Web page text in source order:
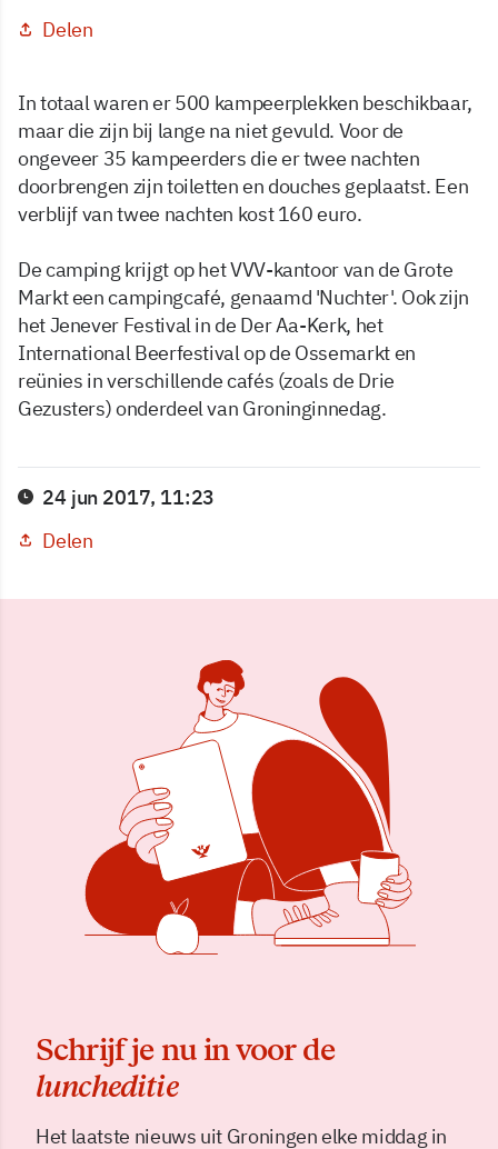
Delen
In totaal waren er 500 kampeerplekken beschikbaar,
maar die zijn bij lange na niet gevuld. Voor de
ongeveer 35 kampeerders die er twee nachten
doorbrengen zijn toiletten en douches geplaatst. Een
verblijf van twee nachten kost 160 euro.
De camping krijgt op het VVV-kantoor van de Grote
Markt een campingcafé, genaamd 'Nuchter'. Ook zijn
het Jenever Festival in de Der Aa-Kerk, het
International Beerfestival op de Ossemarkt en
reünies in verschillende cafés (zoals de Drie
Gezusters) onderdeel van Groninginnedag.
24 jun 2017, 11:23
Delen
Schrijf je nu in voor de
luncheditie
Het laatste nieuws uit Groningen elke middag in